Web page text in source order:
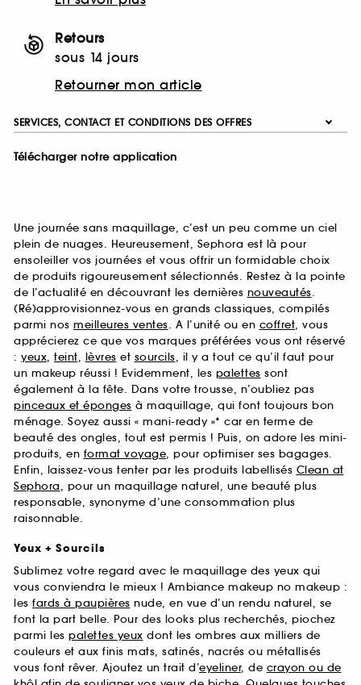
Retours
sous 14 jours
Retourner mon article
SERVICES, CONTACT ET CONDITIONS DES OFFRES
Télécharger notre application
Une journée sans maquillage, c’est un peu comme un ciel
plein de nuages. Heureusement, Sephora est là pour
ensoleiller vos journées et vous offrir un formidable choix
de produits rigoureusement sélectionnés. Restez à la pointe
de l’actualité en découvrant les dernières nouveautés.
(Ré)approvisionnez-vous en grands classiques, compilés
parmi nos meilleures ventes. A l’unité ou en coffret, vous
apprécierez ce que vos marques préférées vous ont réservé
: yeux, teint, lèvres et sourcils, il y a tout ce qu’il faut pour
un makeup réussi ! Evidemment, les palettes sont
également à la fête. Dans votre trousse, n’oubliez pas
pinceaux et éponges à maquillage, qui font toujours bon
ménage. Soyez aussi « mani-ready »* car en terme de
beauté des ongles, tout est permis ! Puis, on adore les mini-
produits, en format voyage, pour optimiser ses bagages.
Enfin, laissez-vous tenter par les produits labellisés Clean at
Sephora, pour un maquillage naturel, une beauté plus
responsable, synonyme d’une consommation plus
raisonnable.
Yeux + Sourcils
Sublimez votre regard avec le maquillage des yeux qui
vous conviendra le mieux ! Ambiance makeup no makeup :
les fards à paupières nude, en vue d’un rendu naturel, se
font la part belle. Pour des looks plus recherchés, piochez
parmi les palettes yeux dont les ombres aux milliers de
couleurs et aux finis mats, satinés, nacrés ou métallisés
vous font rêver. Ajoutez un trait d’eyeliner, de crayon ou de